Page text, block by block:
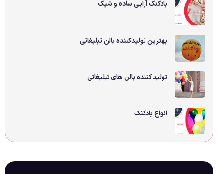
بادکنک آرایی ساده و شیک
بهترین تولیدکننده بالن تبلیغاتی
تولید کننده بالن های تبلیغاتی
انواع بادکنک